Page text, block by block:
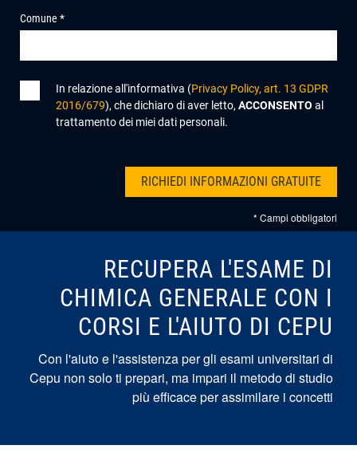
Comune *
In relazione all'informativa (Privacy Policy, art. 13 GDPR
2016/679), che dichiaro di aver letto, ACCONSENTO al
trattamento dei miei dati personali.
* Campi obbligatori
RECUPERA L'ESAME DI
CHIMICA GENERALE CON I
CORSI E L'AIUTO DI CEPU
Con l'aiuto e l'assistenza per gli esami universitari di
Cepu non solo ti prepari, ma impari il metodo di studio
più efficace per assimilare i concetti